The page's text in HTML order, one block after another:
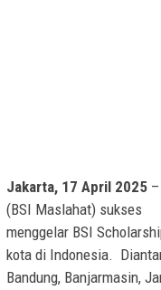
Jakarta, 17 April 2025
(BSI Maslahat) sukses
menggelar BSI
kota di Indonesia.
Bandung, Banjarmasin,